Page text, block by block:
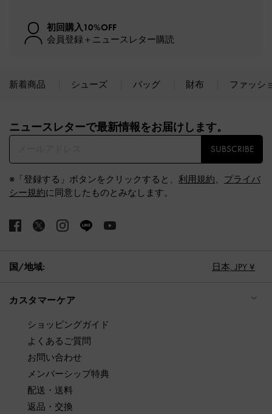
初回購入10%OFF
会員登録＋ニュースレター購読
新着商品 シューズ バッグ 財布 ファッシ
ニュースレターで最新情報をお届けします。​
SUBSCRIBE
※「登録する」ボタンをクリックすると、 利用規約、 プライバ
シー規約に同意したものとみなします。
国/地域: 日本, JPY ¥
カスタマーケア
ショッピングガイド
よくあるご質問
お問い合わせ
メンバーシップ特典
配送・送料
返品・交換